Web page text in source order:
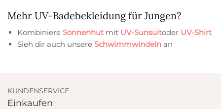
Mehr UV-Badebekleidung für Jungen?
Kombiniere Sonnenhut mit UV-Sunsuitoder UV-Shirt
Sieh dir auch unsere Schwimmwindeln an
KUNDENSERVICE
Einkaufen